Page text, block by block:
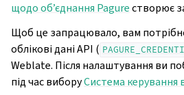
щодо об’єднання Pagureстворює
Щоб це запрацювало, вам
облікові дані API (
Weblate. Після налаштування ви
під час виборуСистема керування